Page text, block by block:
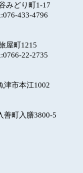
みどり町1-17
433-4796
屋町1215
22-2735
市本江1002
町入膳3800-5